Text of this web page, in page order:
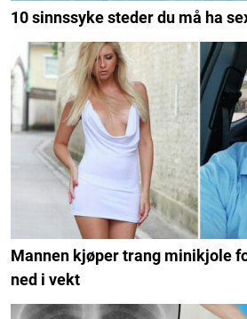
10 sinnssyke steder du må ha
Mannen kjøper trang minikjole
ned i vekt